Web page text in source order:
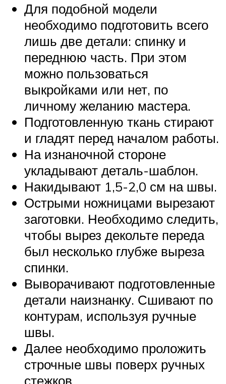
Для подобной модели
необходимо подготовить всего
лишь две детали: спинку и
переднюю часть. При этом
можно пользоваться
выкройками или нет, по
личному желанию мастера.
Подготовленную ткань стирают
и гладят перед началом работы.
На изнаночной стороне
укладывают деталь-шаблон.
Накидывают 1,5-2,0 см на швы.
Острыми ножницами вырезают
заготовки. Необходимо следить,
чтобы вырез декольте переда
был несколько глубже выреза
спинки.
Выворачивают подготовленные
детали наизнанку. Сшивают по
контурам, используя ручные
швы.
Далее необходимо проложить
строчные швы поверх ручных
стежков.